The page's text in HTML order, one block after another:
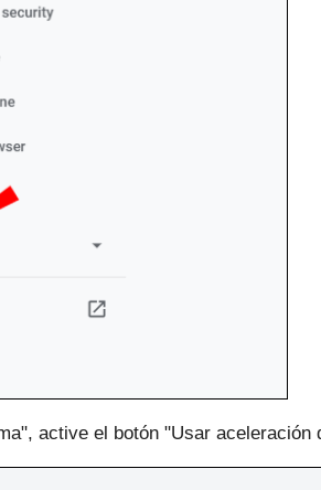
active el botón "Usar aceleración